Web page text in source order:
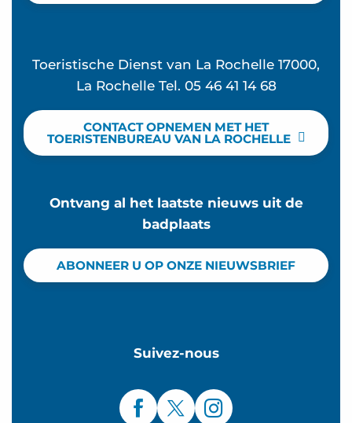
Toeristische Dienst van La Rochelle 17000,
La Rochelle Tel. 05 46 41 14 68
CONTACT OPNEMEN MET HET
TOERISTENBUREAU VAN LA ROCHELLE
Ontvang al het laatste nieuws uit de
badplaats
ABONNEER U OP ONZE NIEUWSBRIEF
Suivez-nous